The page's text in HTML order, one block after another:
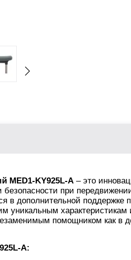
MED1-KY925L-А – это
при
в дополнительной поддержке
уникальным характеристикам
помощником как в
А: